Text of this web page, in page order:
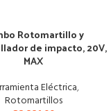
Rotomartillo y
de impacto, 20V,
MAX
Eléctrica,
Rotomartillos